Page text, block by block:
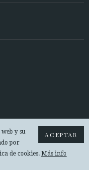
ACEPTAR
y su
por
de cookies. Más info